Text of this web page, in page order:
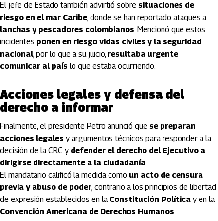
El jefe de Estado también advirtió sobre situaciones de
riesgo en el mar Caribe, donde se han reportado ataques a
lanchas y pescadores colombianos. Mencionó que estos
incidentes ponen en riesgo vidas civiles y la seguridad
nacional, por lo que a su juicio, resultaba urgente
comunicar al país lo que estaba ocurriendo.
Acciones legales y defensa del
derecho a informar
Finalmente, el presidente Petro anunció que se preparan
acciones legales y argumentos técnicos para responder a la
decisión de la CRC y defender el derecho del Ejecutivo a
dirigirse directamente a la ciudadanía.
El mandatario calificó la medida como un acto de censura
previa y abuso de poder, contrario a los principios de libertad
de expresión establecidos en la Constitución Política y en la
Convención Americana de Derechos Humanos.